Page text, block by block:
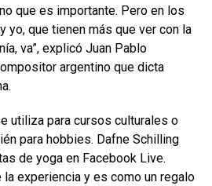
que es importante. Pero en los
yo, que tienen más que ver con la
va”, explicó Juan Pablo
argentino que dicta
utiliza para cursos culturales o
para hobbies. Dafne Schilling
de yoga en Facebook Live.
la experiencia y es como un regalo